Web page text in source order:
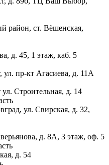
район, ст. Вёшенская,
д. 45, 1 этаж, каб. 5
ул. пр-кт Агасиева, д. 11А
Строительная, д. 14
ул. Свирская, д. 32,
д. 8А, 3 этаж, оф. 5
д. 54